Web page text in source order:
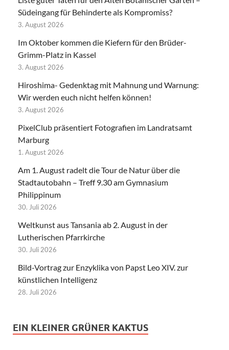
Südeingang für Behinderte als Kompromiss?
3. August 2026
Im Oktober kommen die Kiefern für den Brüder-
Grimm-Platz in Kassel
3. August 2026
Hiroshima- Gedenktag mit Mahnung und Warnung:
Wir werden euch nicht helfen können!
3. August 2026
PixelClub präsentiert Fotografien im Landratsamt
Marburg
1. August 2026
Am 1. August radelt die Tour de Natur über die
Stadtautobahn – Treff 9.30 am Gymnasium
Philippinum
30. Juli 2026
Weltkunst aus Tansania ab 2. August in der
Lutherischen Pfarrkirche
30. Juli 2026
Bild-Vortrag zur Enzyklika von Papst Leo XIV. zur
künstlichen Intelligenz
28. Juli 2026
EIN KLEINER GRÜNER KAKTUS